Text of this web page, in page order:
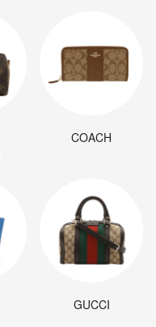
COACH
GUCCI